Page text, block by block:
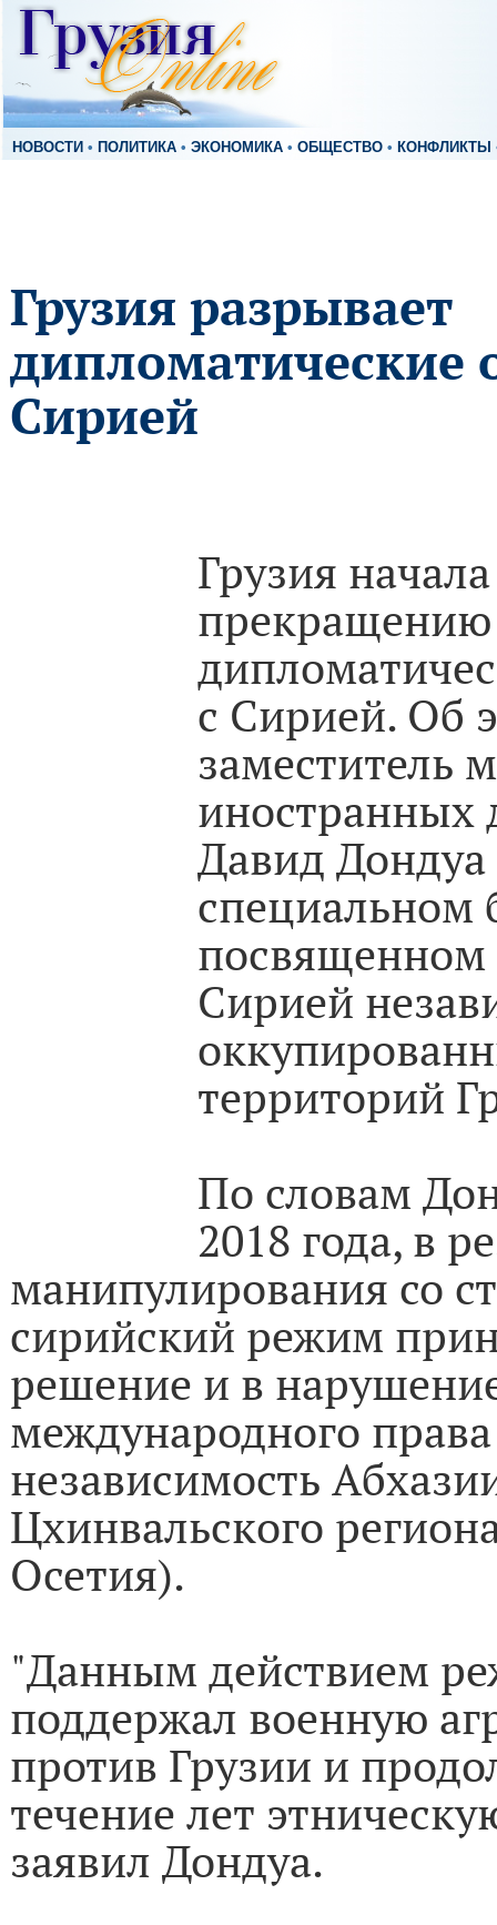
НОВОСТИ • ПОЛИТИКА • ЭКОНОМИКА • ОБЩЕСТВО • КОНФЛИКТЫ
Грузия разрывает
дипломатические
Сирией
Грузия
прекращению
с Сирией. Об
заместитель
иностранных
Давид Дондуа
специальном
Сирией
территорий
По словам
2018 года, в
манипулирования со
сирийский режим
решение и в
международного
независимость
Цхинвальского
Осетия).
"Данным действием
поддержал военную
против Грузии и
течение лет
заявил Дондуа.